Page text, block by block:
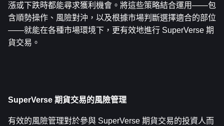
漲或下跌時都能尋求獲利機會。將這些策略結合運用——包
含順勢操作、風險對沖，以及根據市場判斷選擇適合的部位
——就能在各種市場環境下，更有效地進行 SuperVerse 期
貨交易。
SuperVerse 期貨交易的風險管理
有效的風險管理對於參與 SuperVerse 期貨交易的投資人而